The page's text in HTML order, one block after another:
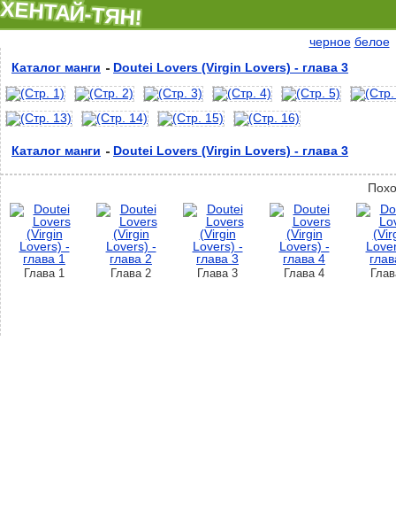
ХЕНТАЙ-ТЯН!
черное белое
Каталог манги
Doutei Lovers (Virgin Lovers) - глава 3
Каталог манги Doutei Lovers (Virgin Lovers) - глава 3
Глава 1 Глава 2 Глава 3 Глава 4